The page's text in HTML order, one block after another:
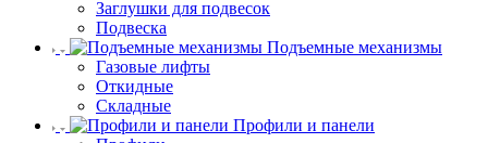
Заглушки для подвесок
Подвеска
Подъемные механизмы
Газовые лифты
Откидные
Складные
Профили и панели